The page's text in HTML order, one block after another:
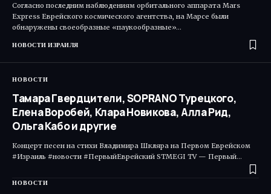
Согласно последним наблюдениям орбитального аппарата Mars
Express Еврейского космического агентства, на Марсе были
обнаружены своеобразные «паукообразные»…
НОВОСТИ ИЗРАИЛЯ
НОВОСТИ
Тамара Гвердцители, SOPRANO Турецкого,
Елена Воробей, Клара Новикова, Алла Рид,
Ольга Кабо и другие
Концерт песен на стихи Владимира Шкляра на Первом Еврейском
#Израиль #новости #ПервыйЕврейский STMEGI TV — Первый…
НОВОСТИ